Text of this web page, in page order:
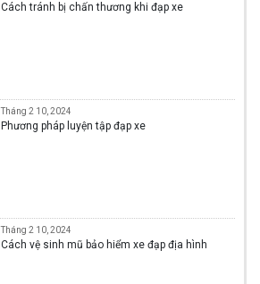
Cách tránh bị chấn thương khi đạp xe
Tháng 2 10, 2024
Phương pháp luyện tập đạp xe
Tháng 2 10, 2024
Cách vệ sinh mũ bảo hiểm xe đạp địa hình